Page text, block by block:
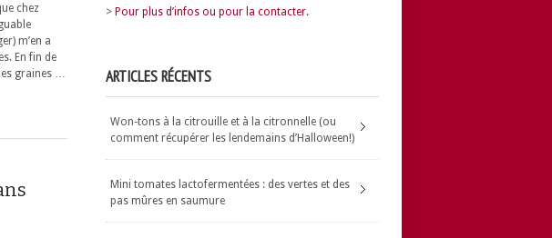
chez
m’en a
En fin de
graines …
> Pour plus d’infos ou pour la contacter.
ARTICLES RÉCENTS
Won-tons à la citrouille et à la citronnelle (ou
comment récupérer les lendemains d’Halloween!)
Mini tomates lactofermentées : des vertes et des
pas mûres en saumure